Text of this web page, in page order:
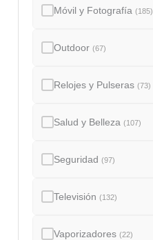
Móvil y Fotografía(185)
Outdoor(67)
Relojes y Pulseras(73)
Salud y Belleza(107)
Seguridad(97)
Televisión(132)
Vaporizadores(22)